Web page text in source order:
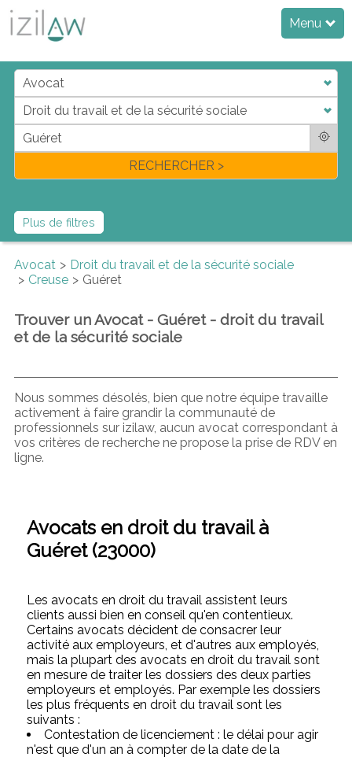
Menu
jdadi
fl
RECHERCHER >
Plus de filtres
Avocat
Droit du travail et de la sécurité sociale
Creuse
Guéret
Trouver un Avocat - Guéret - droit du travail
et de la sécurité sociale
Nous sommes désolés, bien que notre équipe travaille
activement à faire grandir la communauté de
professionnels sur izilaw, aucun avocat correspondant à
vos critères de recherche ne propose la prise de RDV en
ligne.
Avocats en droit du travail à
Guéret (23000)
Les avocats en droit du travail assistent leurs
clients aussi bien en conseil qu'en contentieux.
Certains avocats décident de consacrer leur
activité aux employeurs, et d'autres aux employés,
mais la plupart des avocats en droit du travail sont
en mesure de traiter les dossiers des deux parties
employeurs et employés. Par exemple les dossiers
les plus fréquents en droit du travail sont les
suivants :
Contestation de licenciement : le délai pour agir
n'est que d'un an à compter de la date de la